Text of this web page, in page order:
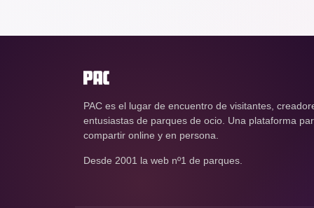
PAC es el lugar de encuentro de visitantes,
entusiastas de parques de ocio. Una plataforma
compartir online y en persona.
Desde 2001 la web nº1 de parques.